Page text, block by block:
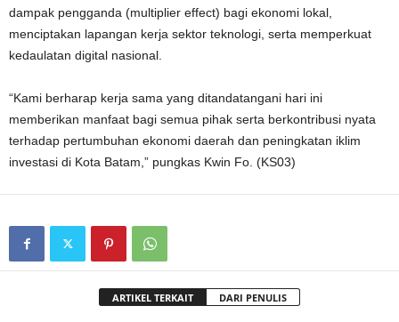
dampak pengganda (multiplier effect) bagi ekonomi lokal,
menciptakan lapangan kerja sektor teknologi, serta memperkuat
kedaulatan digital nasional.
“Kami berharap kerja sama yang ditandatangani hari ini
memberikan manfaat bagi semua pihak serta berkontribusi nyata
terhadap pertumbuhan ekonomi daerah dan peningkatan iklim
investasi di Kota Batam,” pungkas Kwin Fo. (KS03)
ARTIKEL TERKAIT DARI PENULIS